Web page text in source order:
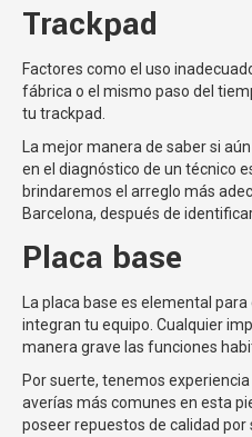
Trackpad
Factores como el uso
fábrica o el mismo paso del
tu trackpad.
La mejor manera de saber si
en el diagnóstico de un técnico
brindaremos el arreglo más
Barcelona, después de
Placa base
La placa base es elemental
integran tu equipo. Cualquier
manera grave las funciones
Por suerte, tenemos
averías más comunes en esta
poseer repuestos de calidad por